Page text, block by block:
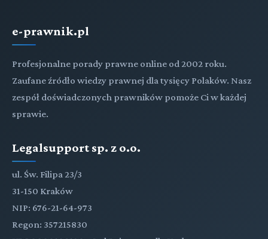
e-prawnik.pl
Profesjonalne porady prawne online od 2002 roku.
Zaufane źródło wiedzy prawnej dla tysięcy Polaków. Nasz
zespół doświadczonych prawników pomoże Ci w każdej
sprawie.
Legalsupport sp. z o.o.
ul. Św. Filipa 23/3
31-150 Kraków
NIP: 676-21-64-973
Regon: 357215830